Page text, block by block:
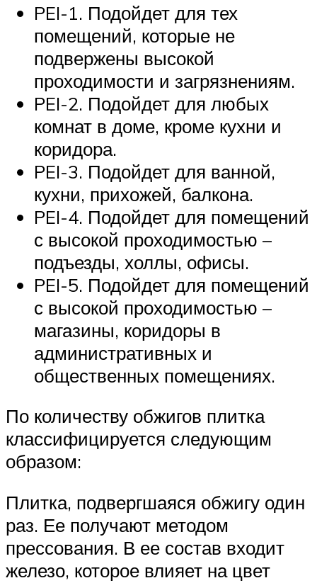
PEI-1. Подойдет для тех
помещений, которые не
подвержены высокой
проходимости и загрязнениям.
PEI-2. Подойдет для любых
комнат в доме, кроме кухни и
коридора.
PEI-3. Подойдет для ванной,
кухни, прихожей, балкона.
PEI-4. Подойдет для помещений
с высокой проходимостью –
подъезды, холлы, офисы.
PEI-5. Подойдет для помещений
с высокой проходимостью –
магазины, коридоры в
административных и
общественных помещениях.
По количеству обжигов плитка
классифицируется следующим
образом:
Плитка, подвергшаяся обжигу один
раз. Ее получают методом
прессования. В ее состав входит
железо, которое влияет на цвет